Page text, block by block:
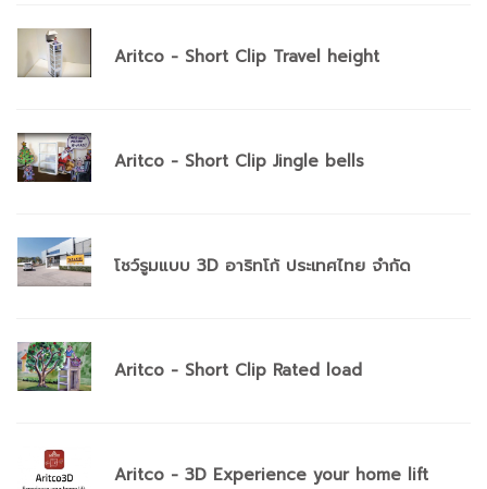
Aritco - Short Clip Travel height
Aritco - Short Clip Jingle bells
โชว์รูมแบบ 3D อาริทโก้ ประเทศไทย จำกัด
Aritco - Short Clip Rated load
Aritco - 3D Experience your home lift